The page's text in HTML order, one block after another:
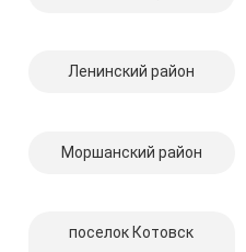
Ленинский район
Моршанский район
поселок Котовск